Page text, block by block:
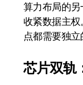
算力布局的
收紧数据主
点都需要独
芯片双轨